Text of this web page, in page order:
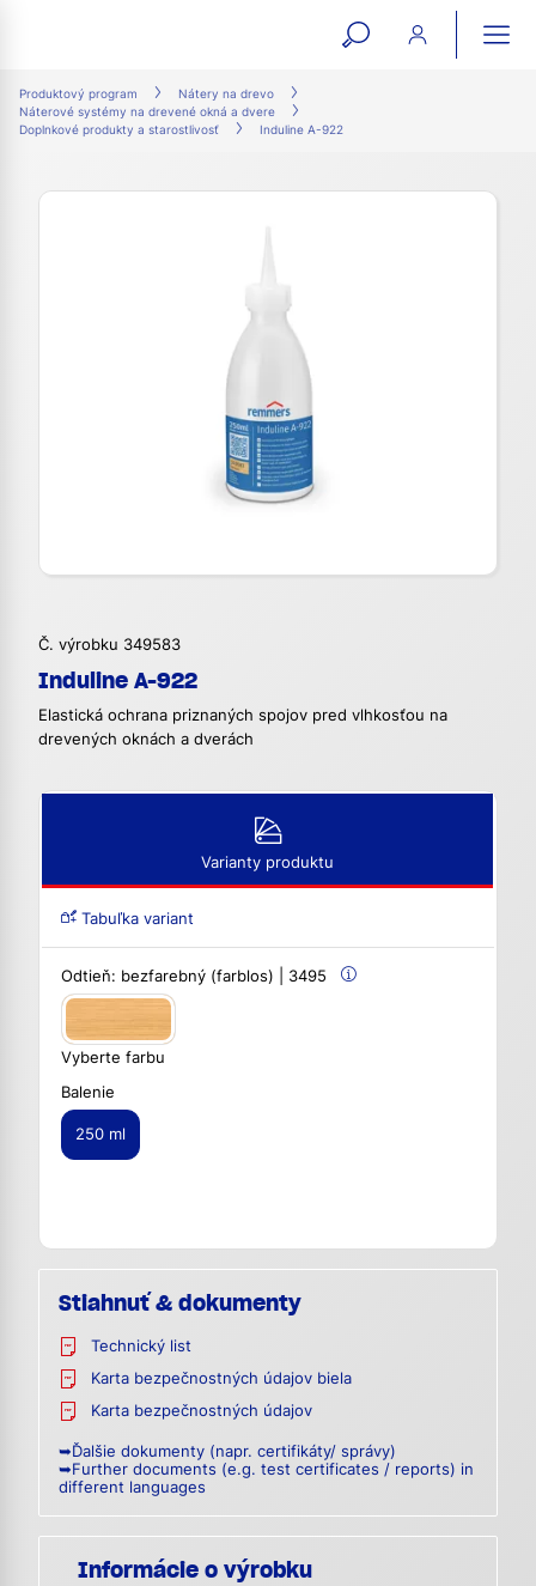
open
form
Produktový program
Nátery na drevo
Náterové systémy na drevené okná a dvere
Doplnkové produkty a starostlivosť
Induline A-922
Č. výrobku 349583
Induline A-922
Elastická ochrana priznaných spojov pred vlhkosťou na
drevených oknách a dverách
Varianty produktu
Tabuľka variant
Odtieň: bezfarebný (farblos) | 3495
Vyberte farbu
Balenie
250 ml
Stiahnuť & dokumenty
Technický list
Karta bezpečnostných údajov biela
Karta bezpečnostných údajov
➥Ďalšie dokumenty (napr. certifikáty/ správy)
➥Further documents (e.g. test certificates / reports) in
different languages
Informácie o výrobku